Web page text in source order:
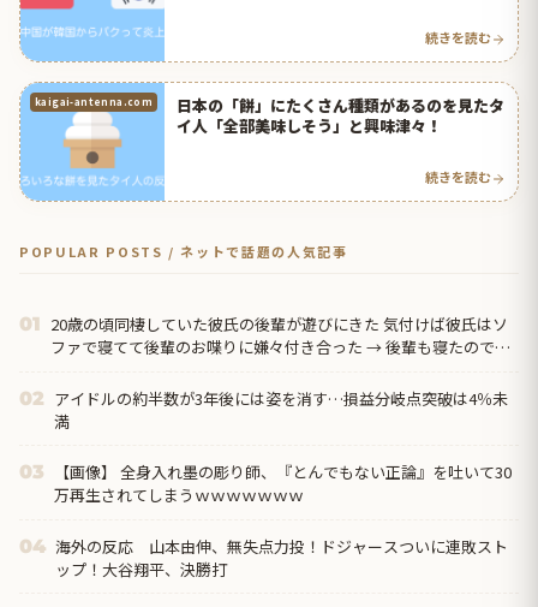
続きを読む
kaigai-antenna.com
日本の「餅」にたくさん種類があるのを見たタ
イ人「全部美味しそう」と興味津々！
続きを読む
POPULAR POSTS / ネットで話題の人気記事
01 20歳の頃同棲していた彼氏の後輩が遊びにきた 気付けば彼氏はソ
ファで寝てて後輩のお喋りに嫌々付き合った → 後輩も寝たので毛
02 アイドルの約半数が3年後には姿を消す…損益分岐点突破は4％未
満
03
【画像】 全身入れ墨の彫り師、『とんでもない正論』を吐いて30
万再生されてしまうｗｗｗｗｗｗｗ
04 海外の反応 山本由伸、無失点力投！ドジャースついに連敗スト
ップ！大谷翔平、決勝打